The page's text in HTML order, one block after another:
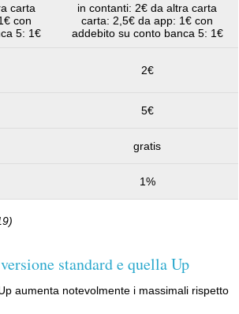
carta
con
5: 1€
in contanti: 2€ da altra carta
carta: 2,5€ da app: 1€ con
addebito su conto banca 5: 1€
2€
5€
gratis
1%
standard e quella Up
aumenta notevolmente i massimali rispetto